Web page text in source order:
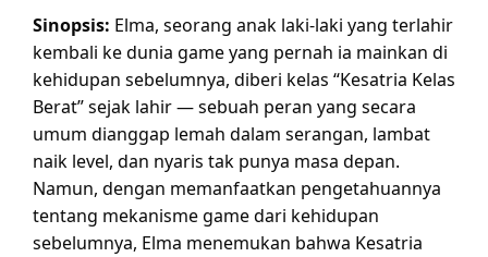
Sinopsis: Elma, seorang anak laki-laki yang terlahir
kembali ke dunia game yang pernah ia mainkan di
kehidupan sebelumnya, diberi kelas “Kesatria Kelas
Berat” sejak lahir — sebuah peran yang secara
umum dianggap lemah dalam serangan, lambat
naik level, dan nyaris tak punya masa depan.
Namun, dengan memanfaatkan pengetahuannya
tentang mekanisme game dari kehidupan
sebelumnya, Elma menemukan bahwa Kesatria